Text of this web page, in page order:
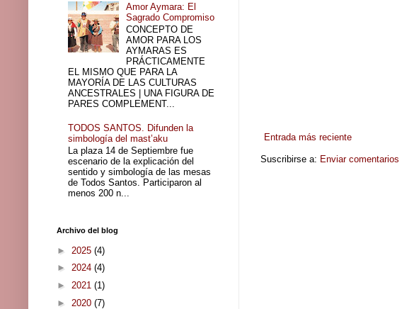
Entrada más reciente
Suscribirse a: Enviar comentarios
Amor Aymara: El
Sagrado Compromiso
CONCEPTO DE
AMOR PARA LOS
AYMARAS ES
PRÁCTICAMENTE
EL MISMO QUE PARA LA
MAYORÍA DE LAS CULTURAS
ANCESTRALES | UNA FIGURA DE
PARES COMPLEMENT...
TODOS SANTOS. Difunden la
simbología del mast’aku
La plaza 14 de Septiembre fue
escenario de la explicación del
sentido y simbología de las mesas
de Todos Santos. Participaron al
menos 200 n...
Archivo del blog
► 2025 (4)
► 2024 (4)
► 2021 (1)
► 2020 (7)